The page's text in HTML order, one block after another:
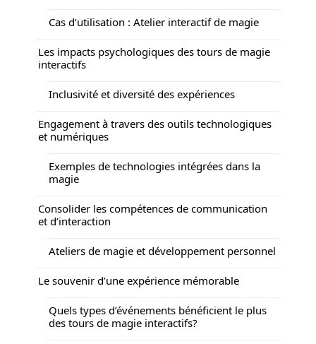
Cas d’utilisation : Atelier interactif de magie
Les impacts psychologiques des tours de magie
interactifs
Inclusivité et diversité des expériences
Engagement à travers des outils technologiques
et numériques
Exemples de technologies intégrées dans la
magie
Consolider les compétences de communication
et d’interaction
Ateliers de magie et développement personnel
Le souvenir d’une expérience mémorable
Quels types d’événements bénéficient le plus
des tours de magie interactifs?